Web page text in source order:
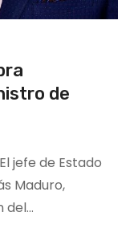
de
jefe de Estado
Maduro,
del…